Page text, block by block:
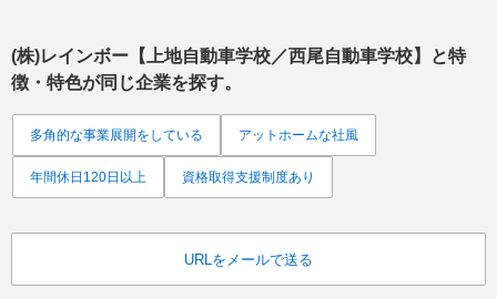
(株)レインボー【上地自動車学校／西尾自動車学校】
と特
徴・特色が同じ企業を探す。
多角的な事業展開をしている アットホームな社風
年間休日120日以上 資格取得支援制度あり
URLをメールで送る